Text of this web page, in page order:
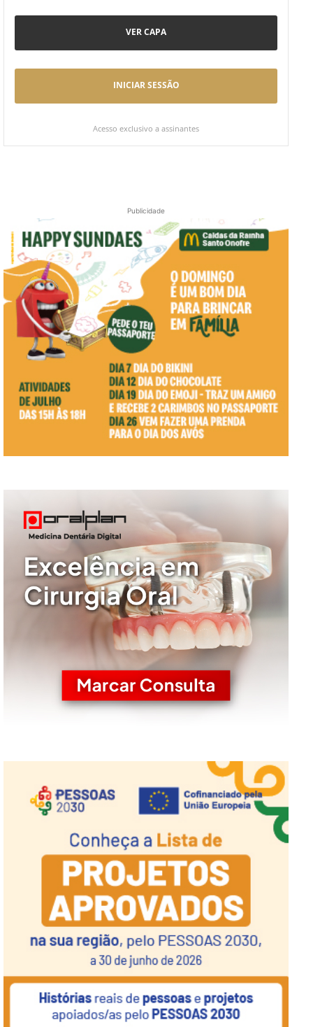
VER CAPA
INICIAR SESSÃO
Acesso exclusivo a assinantes
Publicidade